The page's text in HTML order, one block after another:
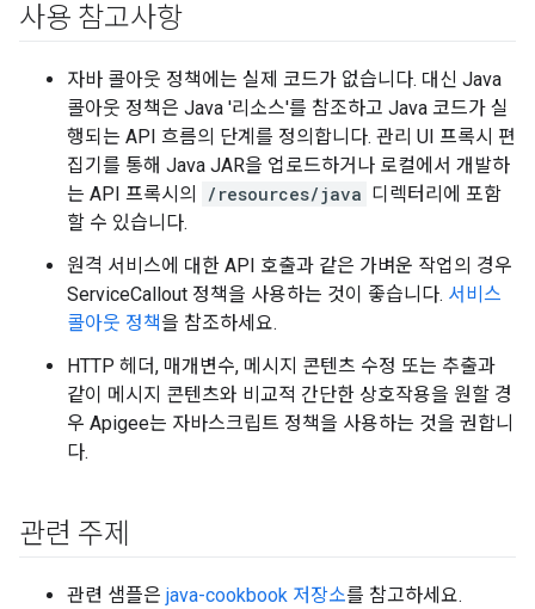
사용 참고사항
자바 콜아웃 정책에는 실제 코드가 없습니다. 대신 Java
콜아웃 정책은 Java '리소스'를 참조하고 Java 코드가 실
행되는 API 흐름의 단계를 정의합니다. 관리 UI 프록시 편
집기를 통해 Java JAR을 업로드하거나 로컬에서 개발하
는 API 프록시의
/resources/java 디렉터리에 포함
할 수 있습니다.
원격 서비스에 대한 API 호출과 같은 가벼운 작업의 경우
ServiceCallout 정책을 사용하는 것이 좋습니다. 서비스
콜아웃 정책 을 참조하세요.
HTTP 헤더, 매개변수, 메시지 콘텐츠 수정 또는 추출과
같이 메시지 콘텐츠와 비교적 간단한 상호작용을 원할 경
우 Apigee는 자바스크립트 정책을 사용하는 것을 권합니
다.
관련 주제
관련 샘플은 java-cookbook 저장소를 참고하세요.